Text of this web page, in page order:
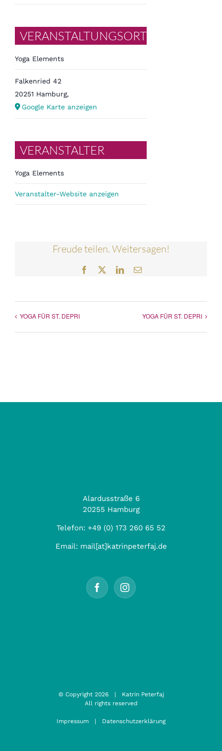
VERANSTALTUNGSORT
Yoga Elements
Falkenried 42
20251 Hamburg,
Google Karte anzeigen
VERANSTALTER
Yoga Elements
Veranstalter-Website anzeigen
Freude teilen. Weitersagen!
Facebook
TwitterLinkedIn
E-
YOGA FÜR ST. DEPRI YOGA FÜR ST. DEPRI
Alardusstraße 6
20255 Hamburg
Telefon: +49 (0) 173 260 65 52
Email: mail[at]katrinpeterfaj.de
© Copyright 2026 | Katrin Peterfaj
All rights reserved
Impressum | Datenschutzerklärung